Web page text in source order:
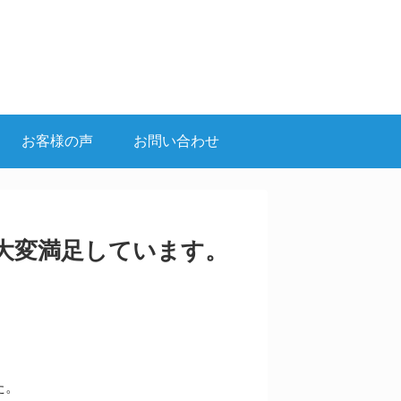
お客様の声 お問い合わせ
満足しています。